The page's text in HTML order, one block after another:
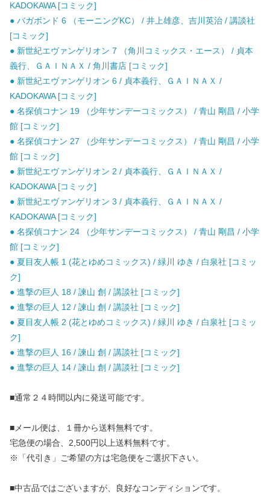
KADOKAWA [コミック]
● バガボンド 6 （モーニングKC） / 井上雄彦、吉川英治 / 講談社
[コミック]
● 新世紀エヴァンゲリオン 7 （角川コミックス・エース） / 貞本
義行、ＧＡＩＮＡＸ / 角川書店 [コミック]
● 新世紀エヴァンゲリオン 6 / 貞本義行、ＧＡＩＮＡＸ /
KADOKAWA [コミック]
● 名探偵コナン 19 （少年サンデーコミックス） / 青山 剛昌 / 小学
館 [コミック]
● 名探偵コナン 27 （少年サンデーコミックス） / 青山 剛昌 / 小学
館 [コミック]
● 新世紀エヴァンゲリオン 2 / 貞本義行、ＧＡＩＮＡＸ /
KADOKAWA [コミック]
● 新世紀エヴァンゲリオン 3 / 貞本義行、ＧＡＩＮＡＸ /
KADOKAWA [コミック]
● 名探偵コナン 24 （少年サンデーコミックス） / 青山 剛昌 / 小学
館 [コミック]
● 夏目友人帳 1 (花とゆめコミックス) / 緑川 ゆき / 白泉社 [コミッ
ク]
● 進撃の巨人 18 / 諫山 創 / 講談社 [コミック]
● 進撃の巨人 12 / 諫山 創 / 講談社 [コミック]
● 夏目友人帳 2 (花とゆめコミックス) / 緑川 ゆき / 白泉社 [コミッ
ク]
● 進撃の巨人 16 / 諫山 創 / 講談社 [コミック]
● 進撃の巨人 14 / 諫山 創 / 講談社 [コミック]
■通常２４時間以内に発送可能です。
■メール便は、１冊から送料無料です。
宅急便の場合、2,500円以上送料無料です。
※「代引き」ご希望の方は宅急便をご選択下さい。
■中古品ではございますが、良好なコンディションです。